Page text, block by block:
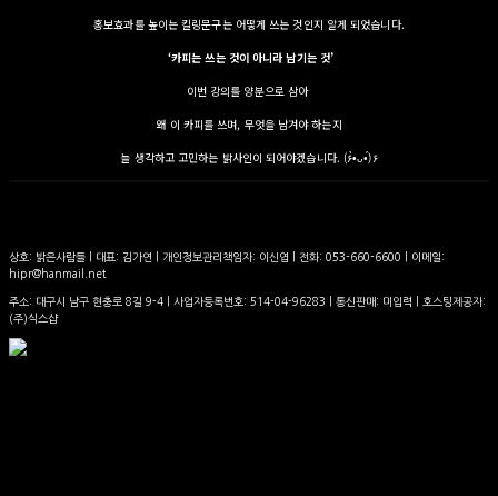
홍보효과를 높이는 킬링문구는 어떻게 쓰는 것인지 알게 되었습니다.
‘카피는 쓰는 것이 아니라 남기는 것’
이번 강의를 양분으로 삼아
왜 이 카피를 쓰며, 무엇을 남겨야 하는지
늘 생각하고 고민하는 밝사인이 되어야겠습니다. (۶•̀ᴗ•́)۶
상호: 밝은사람들 | 대표: 김가연 | 개인정보관리책임자: 이신엽 | 전화: 053-660-6600 | 이메일:
hipr@hanmail.net
주소: 대구시 남구 현충로 8길 9-4 | 사업자등록번호: 514-04-96283 | 통신판매: 미입력 | 호스팅제공자:
(주)식스샵